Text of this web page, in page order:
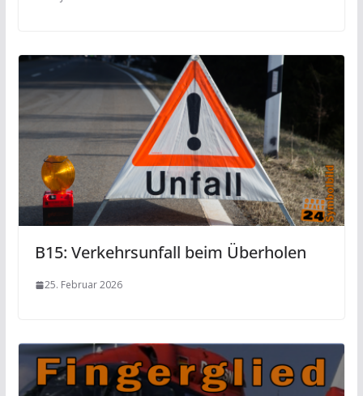
B15: Verkehrsunfall beim Überholen
25. Februar 2026